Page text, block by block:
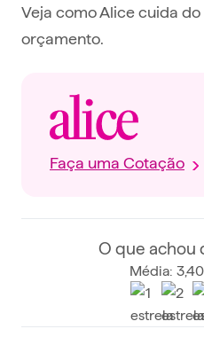
Veja como Alice cuida
orçamento.
Faça uma Cotação
O que achou
Média: